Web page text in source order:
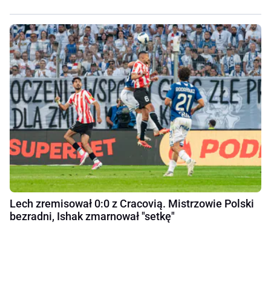
Lech zremisował 0:0 z Cracovią. Mistrzowie Polski
bezradni, Ishak zmarnował "setkę"